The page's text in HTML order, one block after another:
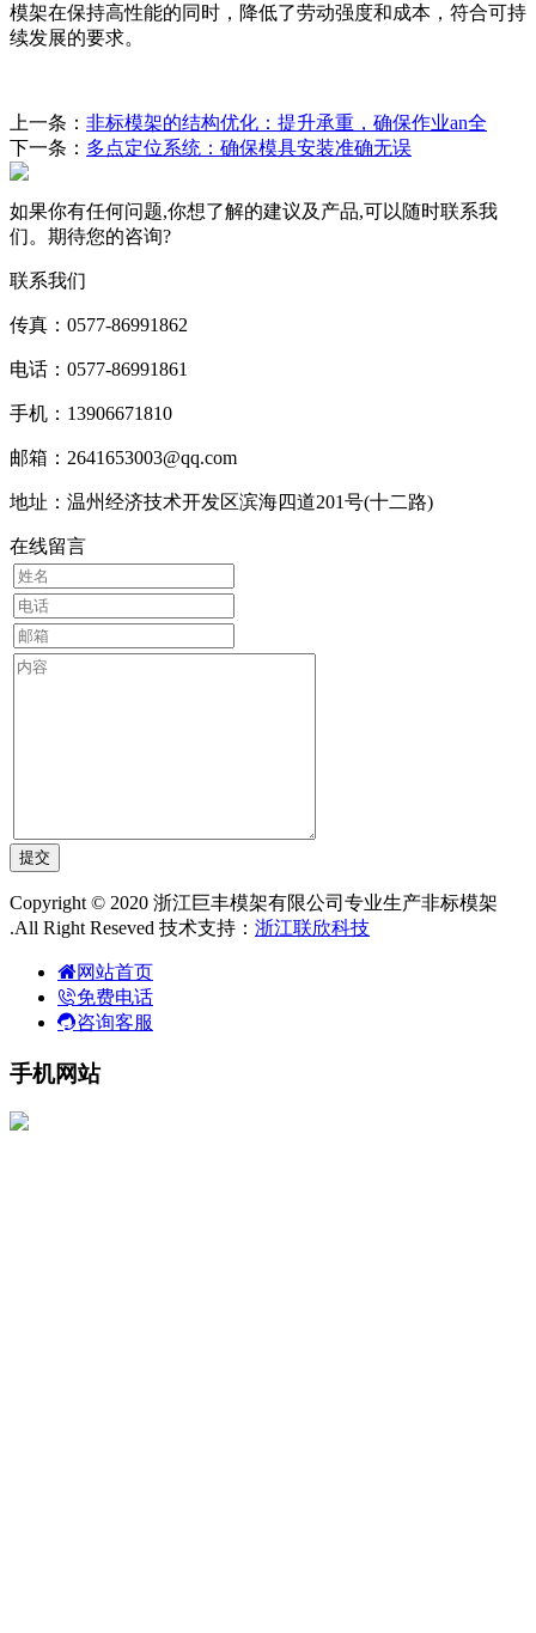
模架在保持高性能的同时，降低了劳动强度和成本，符合可持
续发展的要求。
上一条： 非标模架的结构优化：提升承重，确保作业an全
下一条： 多点定位系统：确保模具安装准确无误
如果你有任何问题,你想了解的建议及产品,可以随时联系我
们。期待您的咨询?
联系我们
传真：0577-86991862
电话：0577-86991861
手机：13906671810
邮箱：2641653003@qq.com
地址：温州经济技术开发区滨海四道201号(十二路)
在线留言
Copyright © 2020 浙江巨丰模架有限公司专业生产非标模架
.All Right Reseved 技术支持： 浙江联欣科技
网站首页
免费电话
咨询客服
手机网站